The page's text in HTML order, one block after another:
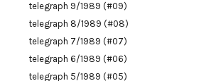
telegraph 9/1989 (#09)
telegraph 8/1989 (#08)
telegraph 7/1989 (#07)
telegraph 6/1989 (#06)
telegraph 5/1989 (#05)